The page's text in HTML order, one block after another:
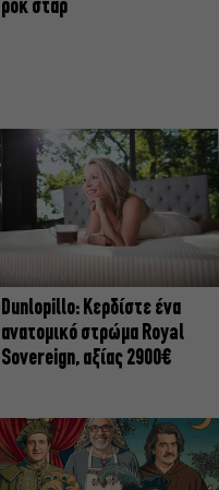
ροκ σταρ
Dunlopillo: Κερδίστε ένα
ανατομικό στρώμα Royal
Sovereign, αξίας 2900€